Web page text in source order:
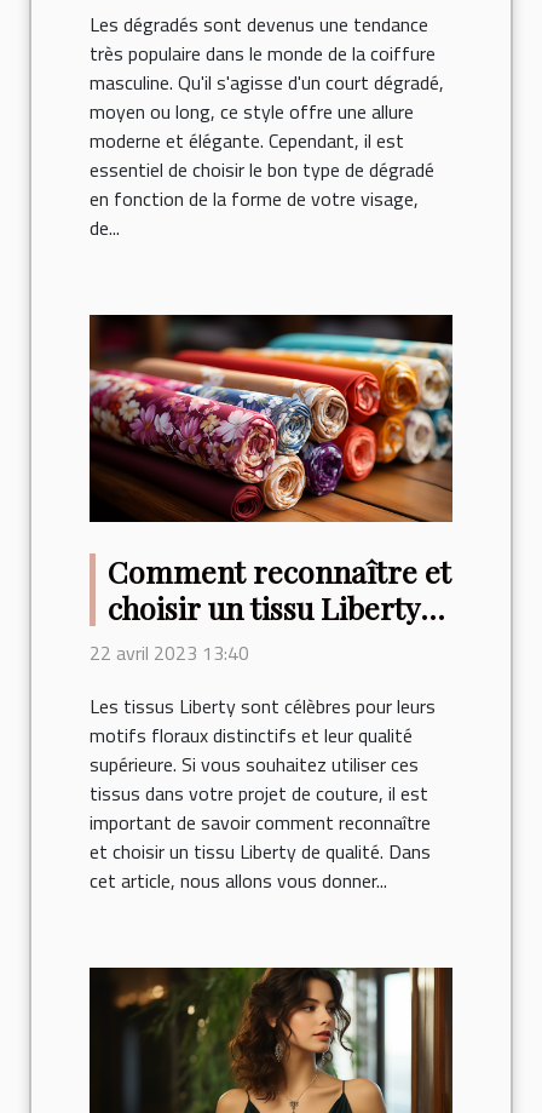
Les dégradés sont devenus une tendance
très populaire dans le monde de la coiffure
masculine. Qu'il s'agisse d'un court dégradé,
moyen ou long, ce style offre une allure
moderne et élégante. Cependant, il est
essentiel de choisir le bon type de dégradé
en fonction de la forme de votre visage,
de...
Comment reconnaître et
choisir un tissu Liberty
de qualité ?
22 avril 2023 13:40
Les tissus Liberty sont célèbres pour leurs
motifs floraux distinctifs et leur qualité
supérieure. Si vous souhaitez utiliser ces
tissus dans votre projet de couture, il est
important de savoir comment reconnaître
et choisir un tissu Liberty de qualité. Dans
cet article, nous allons vous donner...